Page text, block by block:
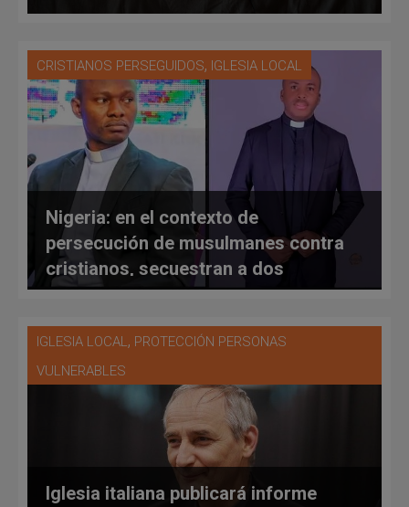
CRISTIANOS PERSEGUIDOS, IGLESIA LOCAL
Nigeria: en el contexto de
persecución de musulmanes contra
cristianos, secuestran a dos
sacerdotes católicos y a dos niños
IGLESIA LOCAL, PROTECCIÓN PERSONAS
VULNERABLES
Iglesia italiana publicará informe